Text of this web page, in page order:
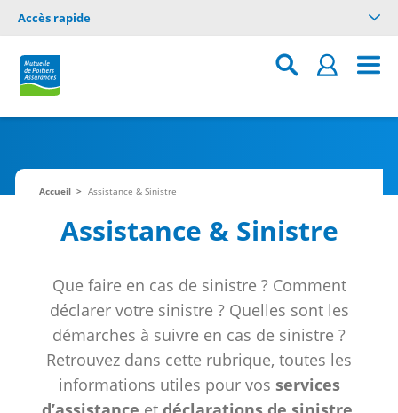
Accès rapide
Accueil Assistance & Sinistre
Assistance & Sinistre
Que faire en cas de sinistre ? Comment
déclarer votre sinistre ? Quelles sont les
démarches à suivre en cas de sinistre ?
Retrouvez dans cette rubrique, toutes les
informations utiles pour vos services